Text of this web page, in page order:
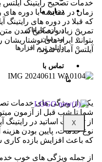
درباره ما
درباره کاراتاک
مدرسان
دانلود نرم افزارها
تماس با
ما
X
خدمات تصحیح رایتینگ آیلتس
زمان در مقایسه با دوره
که قبلا در دوره های رایتینگ
تمرین زیاد و تصحیح شدن
بتوانند ایراد های نوشتاریشان
آیلتس آماده شوند.
یکی از ویژگی های خدمات
شما تا شب قبل از آزمون
از تجربیات اساتید در
نوع خدمات، پایین بودن
که باعث افزایش بازده
از جمله ویژگی های خوب